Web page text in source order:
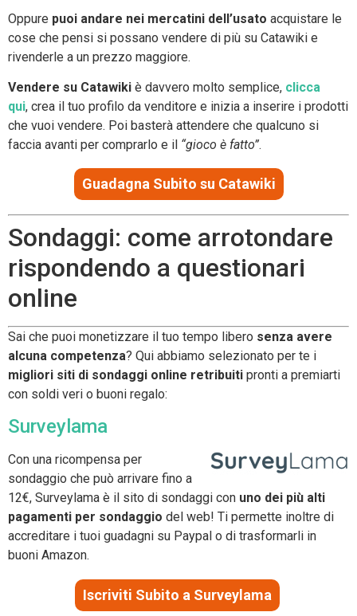
Oppure puoi andare nei mercatini dell’usato acquistare le
cose che pensi si possano vendere di più su Catawiki e
rivenderle a un prezzo maggiore.
Vendere su Catawiki è davvero molto semplice, clicca
qui, crea il tuo profilo da venditore e inizia a inserire i prodotti
che vuoi vendere. Poi basterà attendere che qualcuno si
faccia avanti per comprarlo e il “gioco è fatto”.
Guadagna Subito su Catawiki
Sondaggi: come arrotondare
rispondendo a questionari
online
Sai che puoi monetizzare il tuo tempo libero senza avere
alcuna competenza? Qui abbiamo selezionato per te i
migliori siti di sondaggi online retribuiti pronti a premiarti
con soldi veri o buoni regalo:
Surveylama
Con una ricompensa per
sondaggio che può arrivare fino a
12€, Surveylama è il sito di sondaggi con uno dei più alti
pagamenti per sondaggio del web! Ti permette inoltre di
accreditare i tuoi guadagni su Paypal o di trasformarli in
buoni Amazon.
Iscriviti Subito a Surveylama